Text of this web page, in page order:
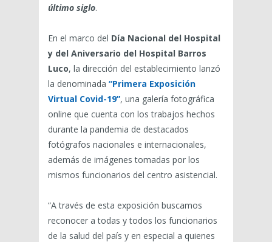
último siglo.
En el marco del Día Nacional del Hospital
y del Aniversario del Hospital Barros
Luco, la dirección del establecimiento lanzó
la denominada “Primera Exposición
Virtual Covid-19”, una galería fotográfica
online que cuenta con los trabajos hechos
durante la pandemia de destacados
fotógrafos nacionales e internacionales,
además de imágenes tomadas por los
mismos funcionarios del centro asistencial.
“A través de esta exposición buscamos
reconocer a todas y todos los funcionarios
de la salud del país y en especial a quienes